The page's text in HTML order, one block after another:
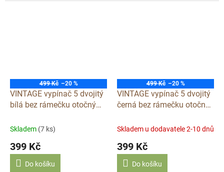
499 Kč –20 %
VINTAGE vypínač 5 dvojitý
bílá bez rámečku otočný
Skladem (7 ks)
399 Kč
Do košíku
499 Kč –20 %
VINTAGE vypínač 5 dvojitý
černá bez rámečku otočný
Skladem u dodavatele 2-10 dnů
399 Kč
Do košíku